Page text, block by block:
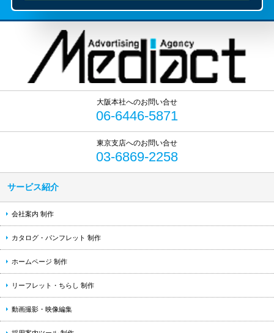
06-6446-5871
03-6869-2258
サービス紹介
会社案内 制作
カタログ・パンフレット 制作
ホームページ 制作
リーフレット・ちらし 制作
動画撮影・映像編集